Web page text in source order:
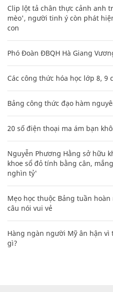
Clip lột tả chân thực cảnh anh
mèo', người tinh ý còn phát
con
Phó Đoàn ĐBQH Hà Giang
Các công thức hóa học lớp 8, 9
Bảng công thức đạo hàm
20 số điện thoại ma ám bạn
Nguyễn Phương Hằng sở hữu
khoe sổ đỏ tính bằng cân,
nghìn tỷ'
Mẹo học thuộc Bảng tuần
câu nói vui vẻ
Hàng ngàn người Mỹ ân hận vì
gì?